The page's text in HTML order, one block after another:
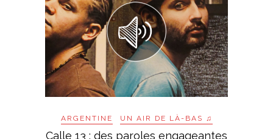
ARGENTINE UN AIR DE LÀ-BAS ♫
Calle 13 : des paroles engageantes